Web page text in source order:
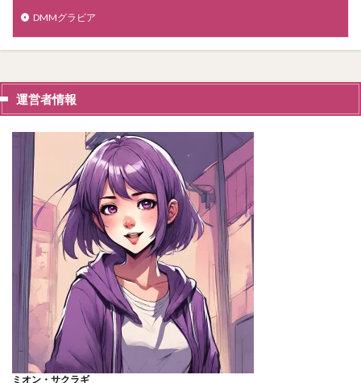
DMMグラビア
運営者情報
ミオン・サクラギ